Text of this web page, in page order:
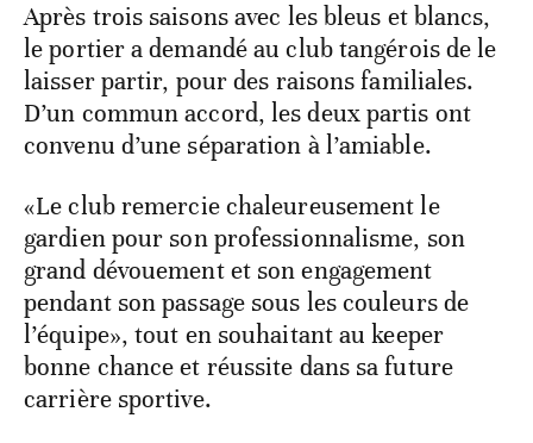
Après trois saisons avec les bleus et blancs,
le portier a demandé au club tangérois de le
laisser partir, pour des raisons familiales.
D’un commun accord, les deux partis ont
convenu d’une séparation à l’amiable.
«Le club remercie chaleureusement le
gardien pour son professionnalisme, son
grand dévouement et son engagement
pendant son passage sous les couleurs de
l’équipe», tout en souhaitant au keeper
bonne chance et réussite dans sa future
carrière sportive.